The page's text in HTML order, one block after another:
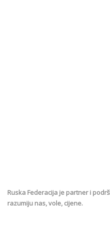
Ruska Federacija je partner i
razumiju nas, vole, cijene.